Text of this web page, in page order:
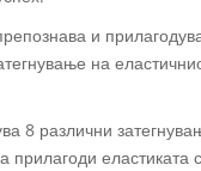
и
на
8 различни
прилагоди еластиката